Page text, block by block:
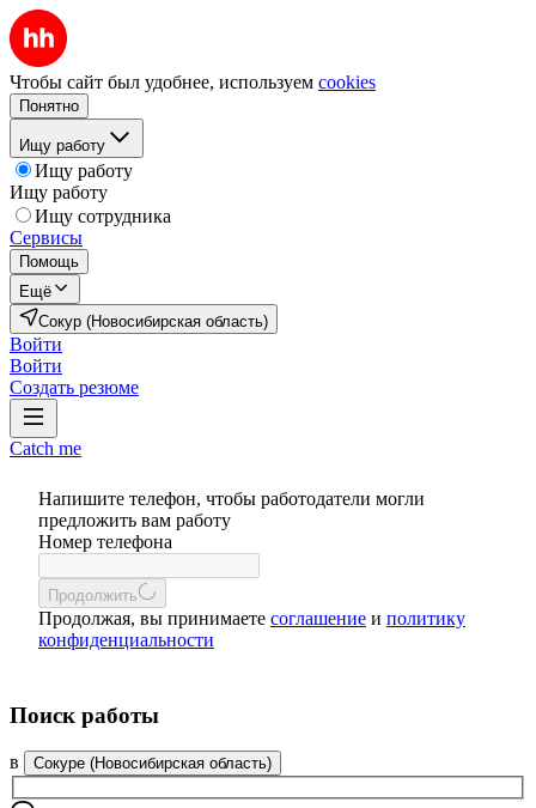
Чтобы сайт был удобнее, используем cookies
Понятно
Ищу работу
Ищу работу
Ищу работу
Ищу сотрудника
Сервисы
Помощь
Ещё
Сокур (Новосибирская область)
Войти
Войти
Создать резюме
Catch me
Напишите телефон, чтобы работодатели могли
предложить вам работу
Номер телефона
Продолжить
Продолжая, вы принимаете соглашение и политику
конфиденциальности
Поиск работы
в Сокуре (Новосибирская область)